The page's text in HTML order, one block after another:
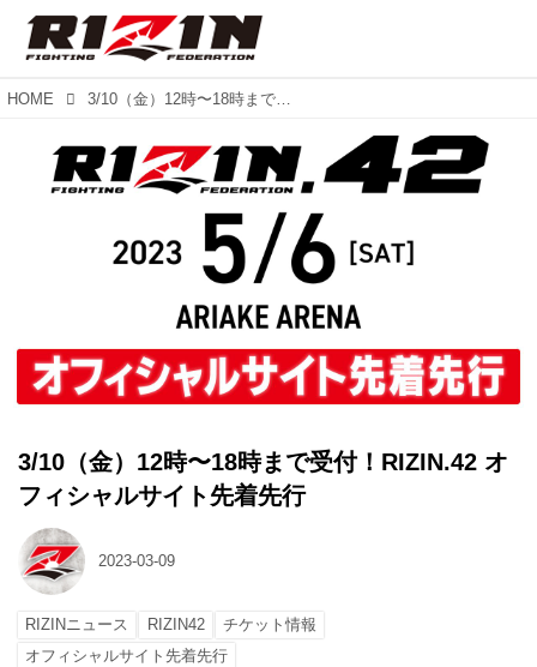
HOME 3/10（金）12時〜18時まで受付！RIZIN.42 オフィシャルサイト先着先行
3/10（金）12時〜18時まで受付！RIZIN.42 オ
フィシャルサイト先着先行
2023-03-09
RIZINニュース RIZIN42
チケット情報
オフィシャルサイト先着先行